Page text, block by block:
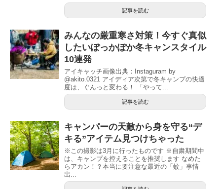
記事を読む
みんなの厳重寒さ対策！今すぐ真似
したいぽっかぽか冬キャンスタイル
10連発
アイキャッチ画像出典：Instaguram by
@akito.0321 アイディア次第で冬キャンプの快適
度は、ぐんっと変わる！ 「やって...
記事を読む
キャンパーの天敵から身を守る“デ
キる”アイテム見つけちゃった
※この撮影は3月に行ったものです ※自粛期間中
は、キャンプを控えることを推奨します なめた
らアカン！？本当に要注意な最近の「蚊」事情
出...